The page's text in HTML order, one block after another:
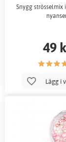
Snygg strösselmix
49
Lägg i